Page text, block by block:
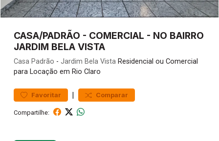
CASA/PADRÃO - COMERCIAL - NO BAIRRO
JARDIM BELA VISTA
Casa Padrão - Jardim Bela Vista Residencial ou Comercial
para Locação em Rio Claro
Favoritar | Comparar
Compartilhe: